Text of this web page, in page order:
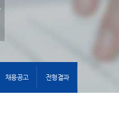
채용공고 전형결과